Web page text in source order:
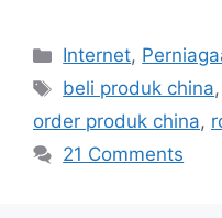
Categories
Internet,
Tags
beli produk china,
order produk china,
21 Comments